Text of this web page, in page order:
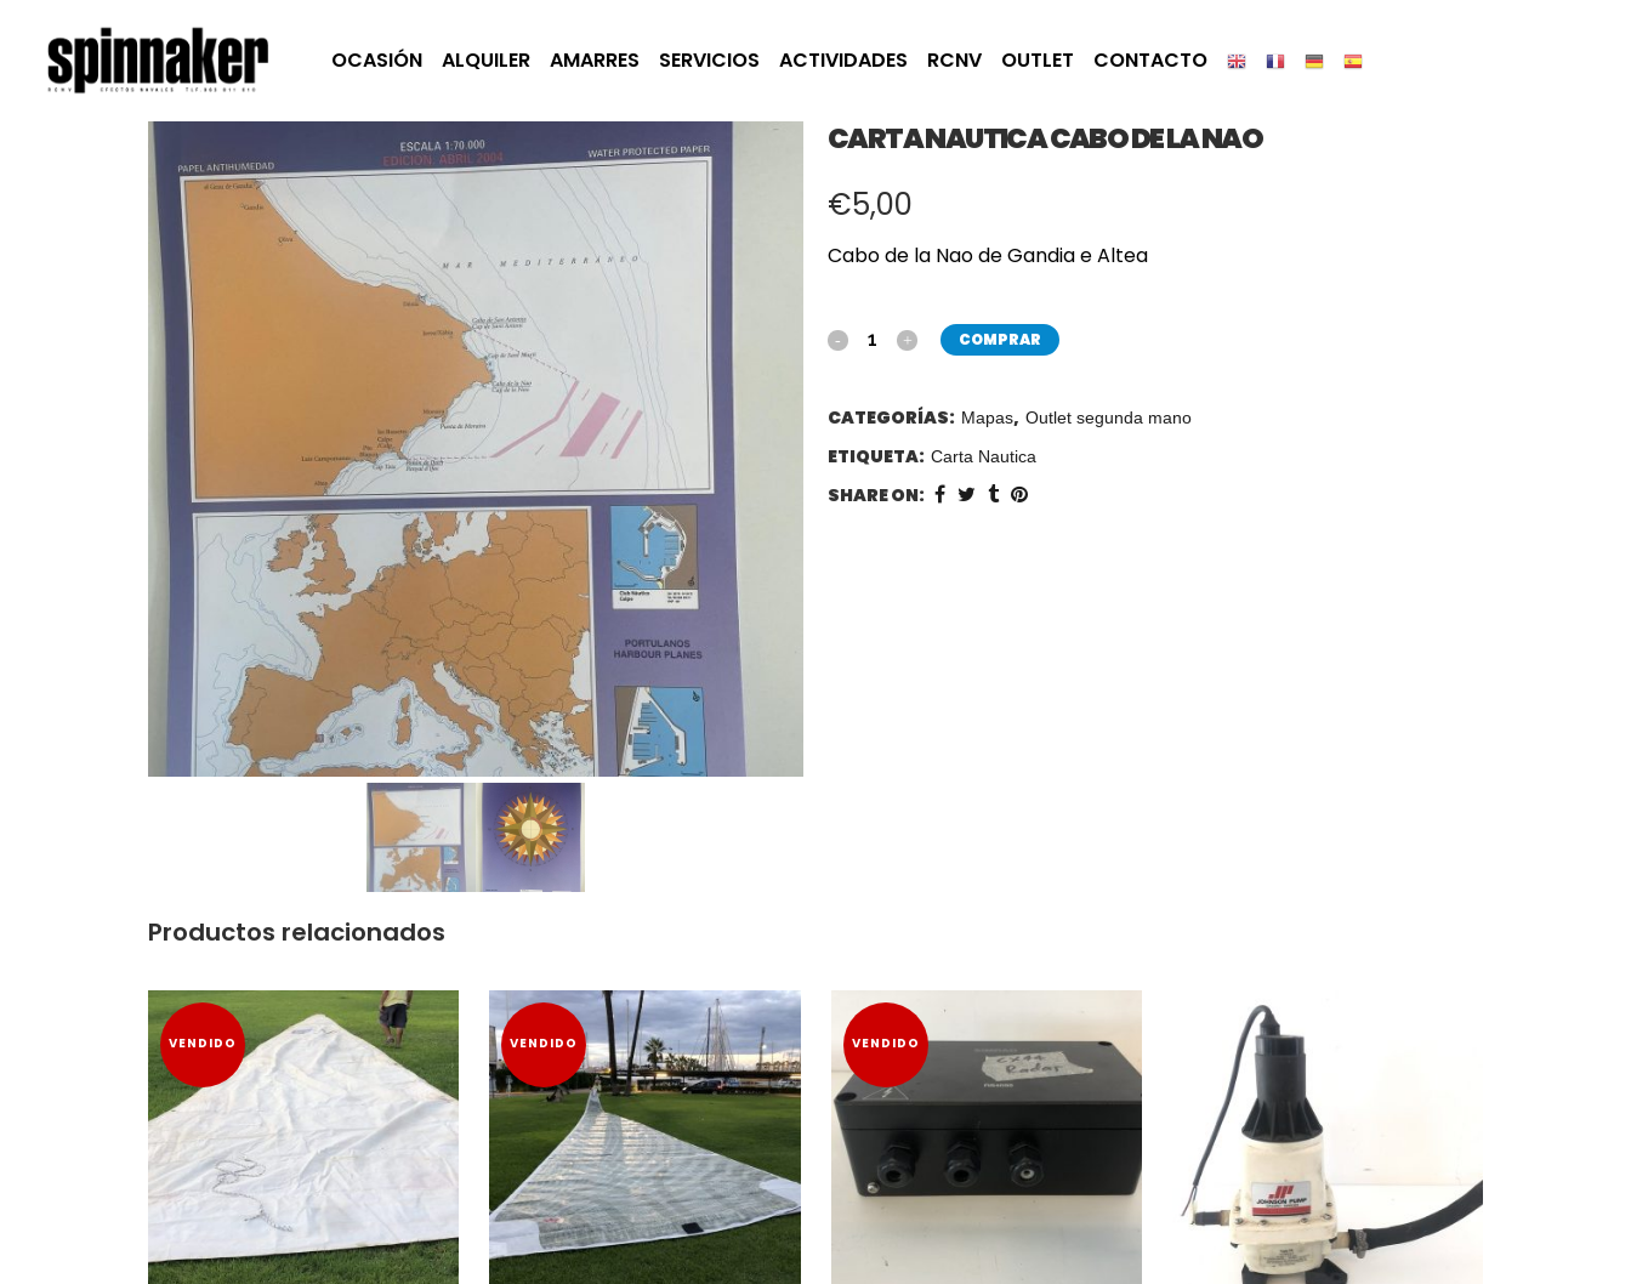
OCASIÓN ALQUILER AMARRES SERVICIOS ACTIVIDADES RCNV OUTLET CONTACTO
CARTA NAUTICA CABO DE LA NAO
€5,00
Cabo de la Nao de Gandia e Altea
COMPRAR
CATEGORÍAS: Mapas, Outlet segunda mano
ETIQUETA: Carta Nautica
SHARE ON:
Productos relacionados
VENDIDO VENDIDO VENDIDO